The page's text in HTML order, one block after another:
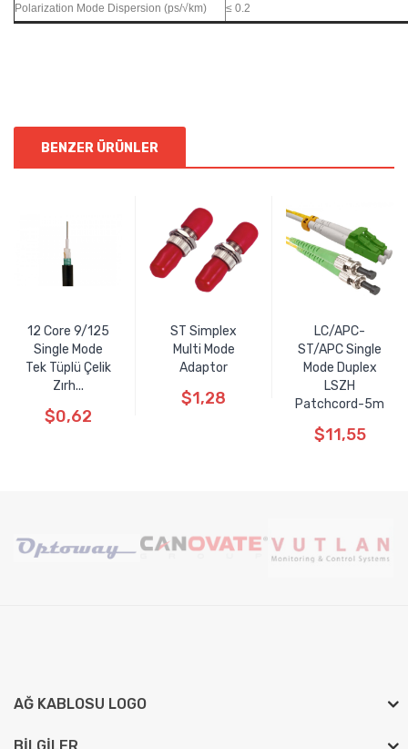
Polarization Mode Dispersion (ps/√km) ≤ 0.2
BENZER ÜRÜNLER
12 Core 9/125
Single Mode
Tek Tüplü Çelik
Zırh...
$0,62
ST Simplex
Multi Mode
Adaptor
$1,28
LC/APC-
ST/APC Single
Mode Duplex
LSZH
Patchcord-5m
$11,55
AĞ KABLOSU LOGO